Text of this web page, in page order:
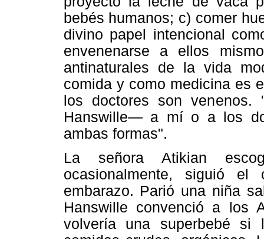
bebés humanos; c) comer
divino papel intencional
envenenarse a ellos
antinaturales de la vida
comida y como medicina es
los doctores son
Hanswille— a mí o a los
ambas formas".
La señora Atikian
ocasionalmente, siguió
embarazo. Parió una niña
Hanswille convenció a los
volvería una superbebé si